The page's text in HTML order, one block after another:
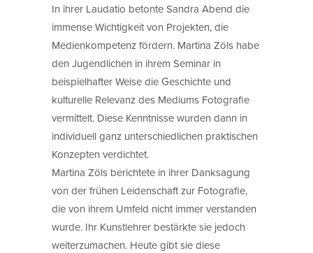
In ihrer Laudatio betonte Sandra Abend die
immense Wichtigkeit von Projekten, die
Medienkompetenz fördern. Martina Zöls habe
den Jugendlichen in ihrem Seminar in
beispielhafter Weise die Geschichte und
kulturelle Relevanz des Mediums Fotografie
vermittelt. Diese Kenntnisse wurden dann in
individuell ganz unterschiedlichen praktischen
Konzepten verdichtet.
Martina Zöls berichtete in ihrer Danksagung
von der frühen Leidenschaft zur Fotografie,
die von ihrem Umfeld nicht immer verstanden
wurde. Ihr Kunstlehrer bestärkte sie jedoch
weiterzumachen. Heute gibt sie diese